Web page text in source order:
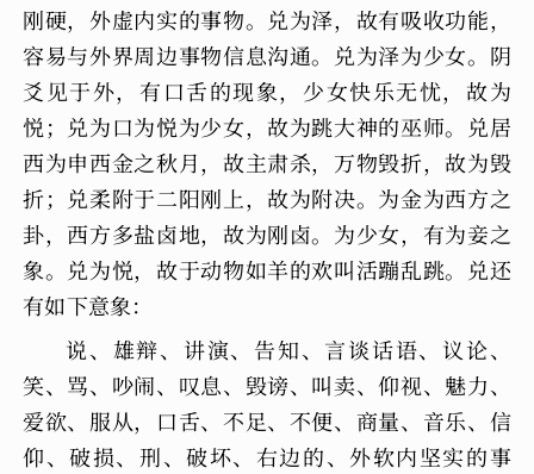
刚硬，外虚内实的事物。兑为泽，故有吸收功能，
容易与外界周边事物信息沟通。兑为泽为少女。阴
爻见于外，有口舌的现象，少女快乐无忧，故为
悦；兑为口为悦为少女，故为跳大神的巫师。兑居
西为申西金之秋月，故主肃杀，万物毁折，故为毁
折；兑柔附于二阳刚上，故为附决。为金为西方之
卦，西方多盐卤地，故为刚卤。为少女，有为妾之
象。兑为悦，故于动物如羊的欢叫活蹦乱跳。兑还
有如下意象：
说、雄辩、讲演、告知、言谈话语、议论、
笑、骂、吵闹、叹息、毁谤、叫卖、仰视、魅力、
爱欲、服从，口舌、不足、不便、商量、音乐、信
仰、破损、刑、破坏、右边的、外软内坚实的事